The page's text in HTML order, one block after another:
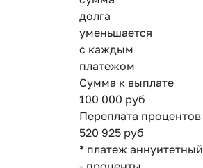
долга
уменьшается
с каждым
платежом
Сумма к выплате
100 000 руб
Переплата процентов
520 925 руб
* платеж аннуитетный